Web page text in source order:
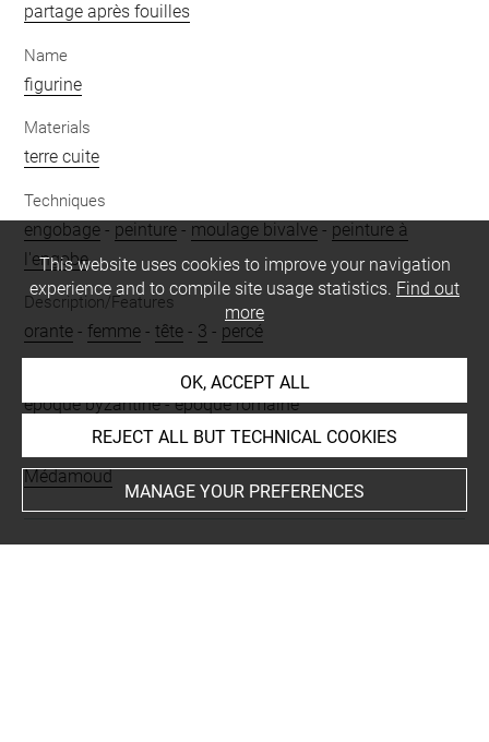
partage après fouilles
Name
figurine
Materials
terre cuite
Techniques
engobage - peinture - moulage bivalve - peinture à
l'engobe
Description/Features
orante - femme -tête - 3 - percé
époque byzantine-époque romaine
Médamoud
This website uses cookies to improve your navigation
experience and to compile site usage statistics. Find out
more
OK, ACCEPT ALL
REJECT ALL BUT TECHNICAL COOKIES
MANAGE YOUR PREFERENCES